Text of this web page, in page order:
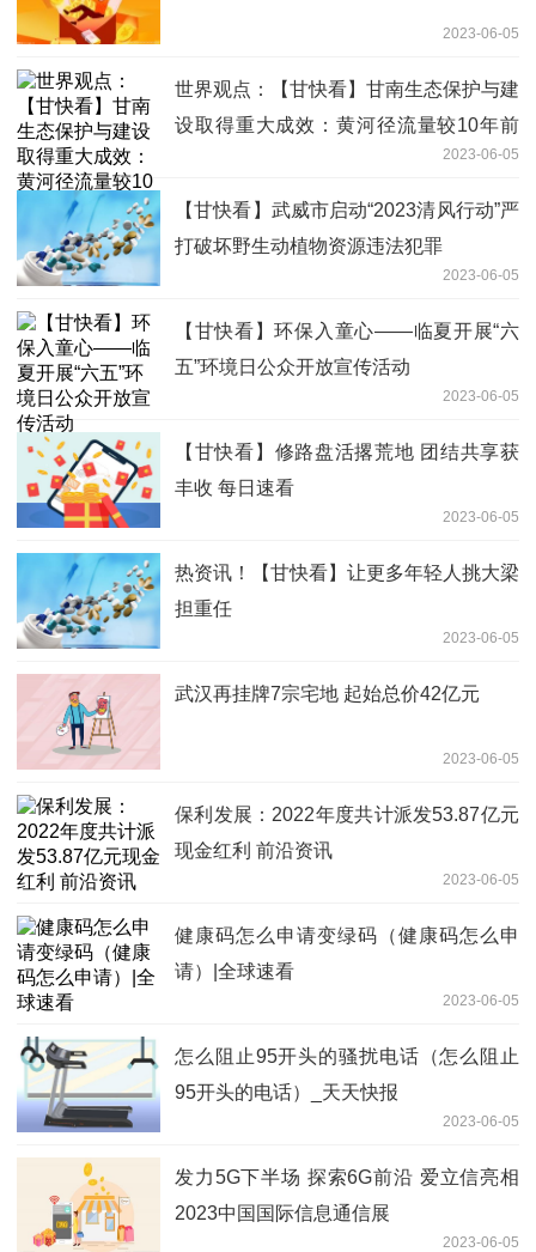
2023-06-05
世界观点：【甘快看】甘南生态保护与建
设取得重大成效：黄河径流量较10年前
2023-06-05
【甘快看】武威市启动“2023清风行动”严
打破坏野生动植物资源违法犯罪
2023-06-05
【甘快看】环保入童心——临夏开展“六
五”环境日公众开放宣传活动
2023-06-05
【甘快看】修路盘活撂荒地 团结共享获
丰收 每日速看
2023-06-05
热资讯！【甘快看】让更多年轻人挑大梁
担重任
2023-06-05
武汉再挂牌7宗宅地 起始总价42亿元
2023-06-05
保利发展：2022年度共计派发53.87亿元
现金红利 前沿资讯
2023-06-05
健康码怎么申请变绿码（健康码怎么申
请）|全球速看
2023-06-05
怎么阻止95开头的骚扰电话（怎么阻止
95开头的电话）_天天快报
2023-06-05
发力5G下半场 探索6G前沿 爱立信亮相
2023中国国际信息通信展
2023-06-05